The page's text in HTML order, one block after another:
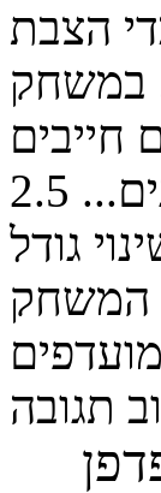
הצבת
במשחק
חייבים
2.5
גודל
המשחק
מועדפים
תגובה